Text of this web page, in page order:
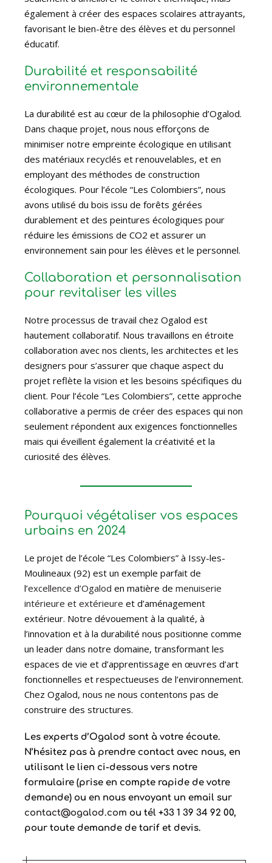
également à créer des espaces scolaires attrayants,
favorisant le bien-être des élèves et du personnel
éducatif.
Durabilité et responsabilité
environnementale
La durabilité est au cœur de la philosophie d’Ogalod.
Dans chaque projet, nous nous efforçons de
minimiser notre empreinte écologique en utilisant
des matériaux recyclés et renouvelables, et en
employant des méthodes de construction
écologiques. Pour l’école “Les Colombiers”, nous
avons utilisé du bois issu de forêts gérées
durablement et des peintures écologiques pour
réduire les émissions de CO2 et assurer un
environnement sain pour les élèves et le personnel.
Collaboration et personnalisation
pour revitaliser les villes
Notre processus de travail chez Ogalod est
hautement collaboratif. Nous travaillons en étroite
collaboration avec nos clients, les architectes et les
designers pour s’assurer que chaque aspect du
projet reflète la vision et les besoins spécifiques du
client. Pour l’école “Les Colombiers”, cette approche
collaborative a permis de créer des espaces qui non
seulement répondent aux exigences fonctionnelles
mais qui éveillent également la créativité et la
curiosité des élèves.
Pourquoi végétaliser vos espaces
urbains en 2024
Le projet de l’école “Les Colombiers” à Issy-les-
Moulineaux (92) est un exemple parfait de
l’excellence d’Ogalod en matière de menuiserie
intérieure et extérieure et d’aménagement
extérieur. Notre dévouement à la qualité, à
l’innovation et à la durabilité nous positionne comme
un leader dans notre domaine, transformant les
espaces de vie et d’apprentissage en œuvres d’art
fonctionnelles et respectueuses de l’environnement.
Chez Ogalod, nous ne nous contentons pas de
construire des structures.
Les experts d’Ogalod sont à votre écoute.
N’hésitez pas à prendre contact avec nous, en
utilisant le lien ci-dessous vers notre
formulaire (prise en compte rapide de votre
demande) ou en nous envoyant un email sur
contact@ogalod.com ou tél +33 1 39 34 92 00,
pour toute demande de tarif et devis.